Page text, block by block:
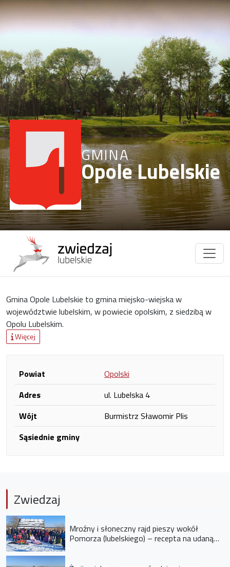
GMINA
Opole Lubelskie
Gmina Opole Lubelskie to gmina miejsko-wiejska w
województwie lubelskim, w powiecie opolskim, z siedzibą w
Opolu Lubelskim.
Więcej
Powiat
Opolski
Adres
ul. Lubelska 4
Wójt
Burmistrz Sławomir Plis
Sąsiednie gminy
Zwiedzaj
Mroźny i słoneczny rajd pieszy wokół
Pomorza (lubelskiego) – recepta na udaną